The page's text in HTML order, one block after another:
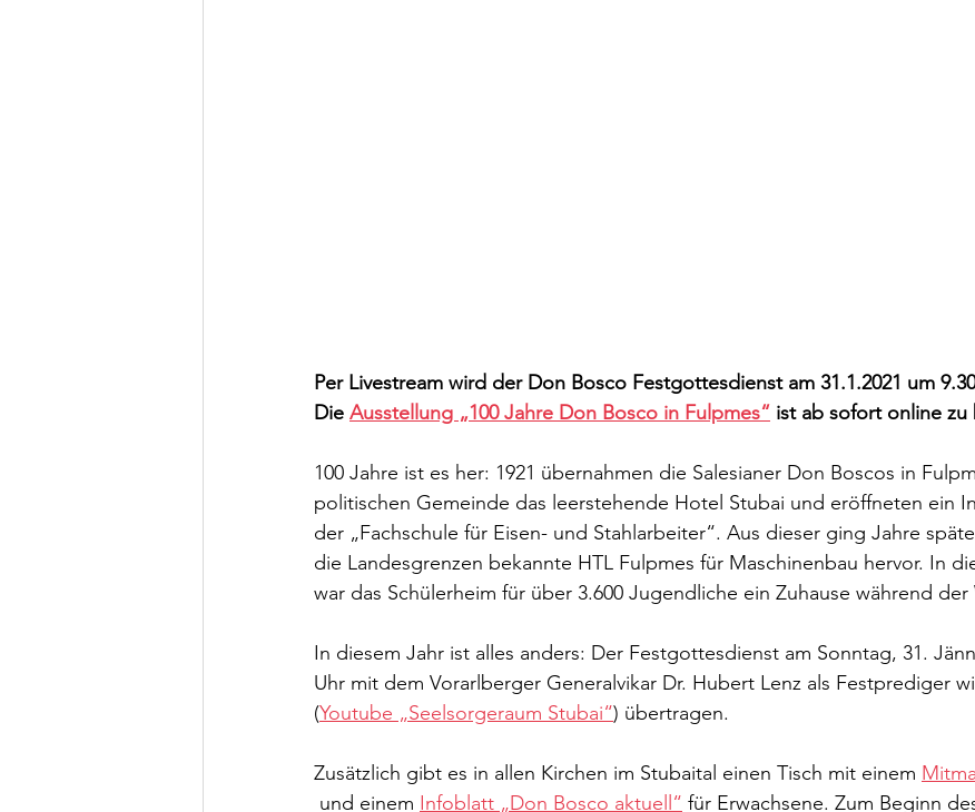
Per Livestream wird der Don Bosco Festgottesdienst am 31.1.2021 um
Die Ausstellung „100 Jahre Don Bosco in Fulpmes“ ist ab sofort online zu
100 Jahre ist es her: 1921 übernahmen die Salesianer Don Boscos in
politischen Gemeinde das leerstehende Hotel Stubai und eröffneten ein
der „Fachschule für Eisen- und Stahlarbeiter“. Aus dieser ging Jahre
die Landesgrenzen bekannte HTL Fulpmes für Maschinenbau hervor. In
war das Schülerheim für über 3.600 Jugendliche ein Zuhause während der
In diesem Jahr ist alles anders: Der Festgottesdienst am Sonntag, 31.
Uhr mit dem Vorarlberger Generalvikar Dr. Hubert Lenz als Festprediger
(Youtube „Seelsorgeraum Stubai“) übertragen.
Zusätzlich gibt es in allen Kirchen im Stubaital einen Tisch mit einem
und einem Infoblatt „Don Bosco aktuell“ für Erwachsene. Zum Beginn